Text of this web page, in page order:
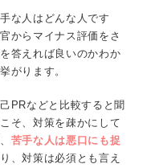
な人はどんな人です
からマイナス評価をさ
答えれば良いのかわか
がります。
PRなどと比較すると聞
そ、対策を疎かにして
苦手な人は悪口にも捉
、対策は必須とも言え